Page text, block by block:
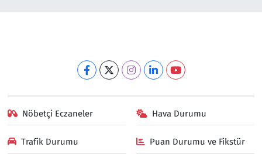
Nöbetçi Eczaneler Hava Durumu
Trafik Durumu Puan Durumu ve Fikstür